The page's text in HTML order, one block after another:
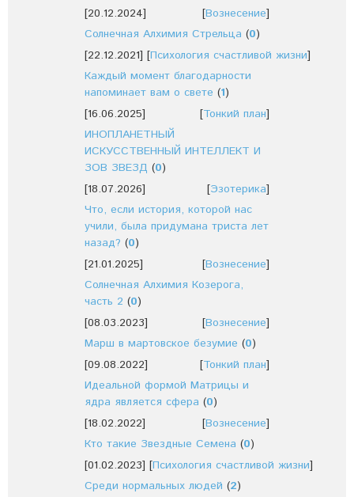
[20.12.2024] [Вознесение]
Солнечная Алхимия Стрельца (0)
[22.12.2021] [Психология счастливой жизни]
Каждый момент благодарности
напоминает вам о свете (1)
[16.06.2025]
[Тонкий план]
ИНОПЛАНЕТНЫЙ
ИСКУССТВЕННЫЙ ИНТЕЛЛЕКТ И
ЗОВ ЗВЕЗД (0)
[18.07.2026]
[Эзотерика]
Что, если история, которой нас
учили, была придумана триста лет
назад? (0)
[21.01.2025]
[Вознесение]
Солнечная Алхимия Козерога,
часть 2 (0)
[08.03.2023]
[Вознесение]
Марш в мартовское безумие (0)
[09.08.2022]
[Тонкий план]
Идеальной формой Матрицы и
ядра является сфера (0)
[18.02.2022]
[Вознесение]
Кто такие Звездные Семена (0)
[01.02.2023] [Психология счастливой жизни]
Среди нормальных людей (2)